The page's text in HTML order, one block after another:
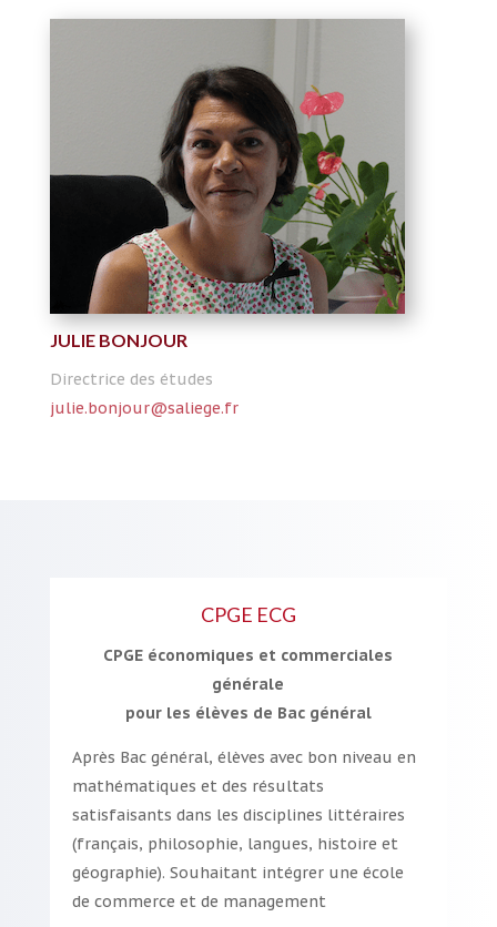
JULIE BONJOUR
Directrice des études
julie.bonjour@saliege.fr
CPGE ECG
CPGE économiques et commerciales
générale
pour les élèves de Bac général
Après Bac général, élèves avec bon niveau en
mathématiques et des résultats
satisfaisants dans les disciplines littéraires
(français, philosophie, langues, histoire et
géographie). Souhaitant intégrer une école
de commerce et de management